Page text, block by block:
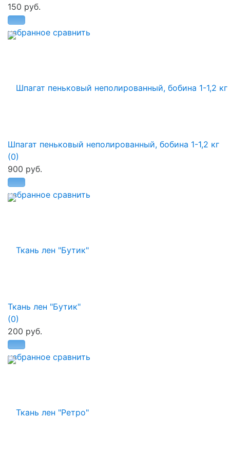
избранное сравнить
150 руб.
избранное сравнить
Шпагат пеньковый неполированный, бобина 1-1,2 кг
(0)
900 руб.
избранное сравнить
Ткань лен "Бутик"
(0)
200 руб.